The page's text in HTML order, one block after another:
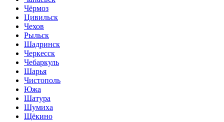
Чёрмоз
Цивильск
Чехов
Рыльск
Шадринск
Черкесск
Чебаркуль
Шарья
Чистополь
Южа
Шатура
Шумиха
Щёкино